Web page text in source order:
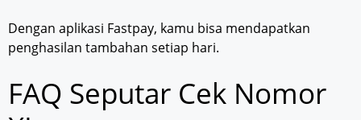
Dengan aplikasi Fastpay, kamu bisa mendapatkan
penghasilan tambahan setiap hari.
FAQ Seputar Cek Nomor